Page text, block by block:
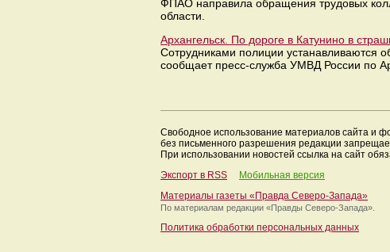
ФПАО направила обращения трудовых
области.
Архангельск. По дороге в Катунино в
Сотрудниками полиции устанавливаются
сообщает пресс-служба УМВД России по
Свободное использование материалов сайта и
без письменного разрешения редакции
При использовании новостей ссылка на сайт
Экспорт в RSS
Мобильная версия
Материалы газеты «Правда Северо-Запада»
По материалам редакции «Правды Северо-Запада».
Политика обработки персональных данных